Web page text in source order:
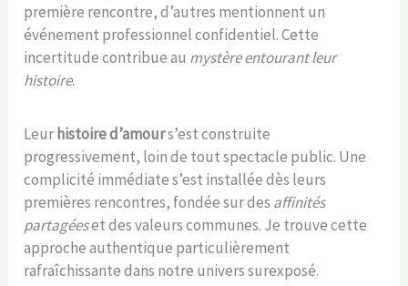
première rencontre, d’autres mentionnent un
événement professionnel confidentiel. Cette
incertitude contribue au mystère entourant leur
histoire.
Leurhistoire d’amours’est construite
progressivement, loin de tout spectacle public. Une
complicité immédiate s’est installée dès leurs
premières rencontres, fondée sur des affinités
partagéeset des valeurs communes. Je trouve cette
approche authentique particulièrement
rafraîchissante dans notre univers surexposé.